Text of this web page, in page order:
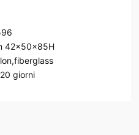
42x50x85H
20 giorni